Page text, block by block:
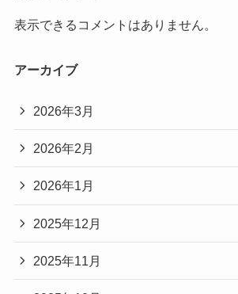
表示できるコメントはありません。
アーカイブ
2026年3月
2026年2月
2026年1月
2025年12月
2025年11月